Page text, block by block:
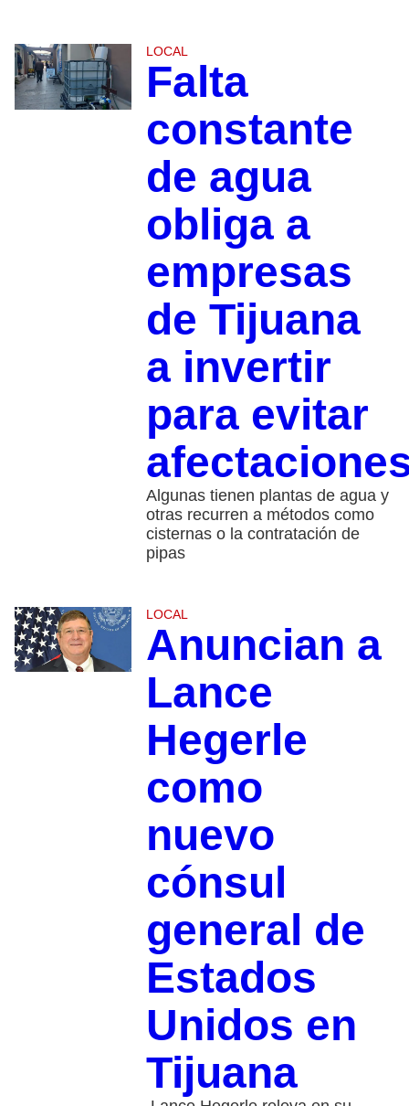
LOCAL
Falta
constante
de agua
obliga a
empresas
de Tijuana
a invertir
para evitar
Algunas tienen plantas de agua y
otras recurren a métodos como
cisternas o la contratación de
pipas
LOCAL
Anuncian a
Lance
Hegerle
como
nuevo
cónsul
general de
Estados
Unidos en
Tijuana